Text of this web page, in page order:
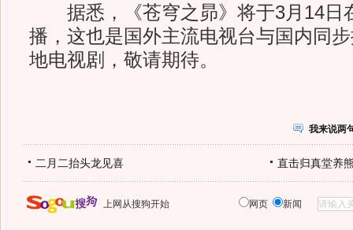
据悉，《苍穹之昴》将于3月14日
播，这也是国外主流电视台与国内同
地电视剧，敬请期待。
我来说两
二月二抬头龙见喜 直击归真堂养
上网从搜狗开始 网页 新闻